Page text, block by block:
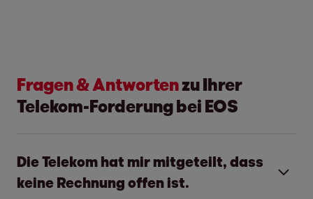
Fragen & Antwortenzu Ihrer
Telekom-Forderung bei EOS
Die Telekom hat mir mitgeteilt, dass
keine Rechnung offen ist.